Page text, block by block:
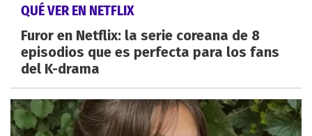
QUÉ VER EN NETFLIX
Furor en Netflix: la serie coreana de 8
episodios que es perfecta para los fans
del K-drama